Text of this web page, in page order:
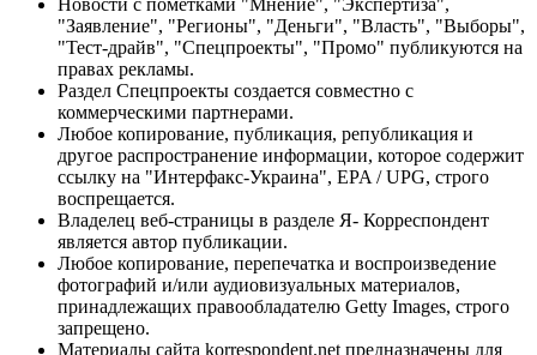
"Заявление", "Регионы", "Деньги", "Власть", "Выборы",
"Тест-драйв", "Спецпроекты", "Промо" публикуются на
правах рекламы.
Раздел Спецпроекты создается совместно с
коммерческими партнерами.
Любое копирование, публикация, републикация и
другое распространение информации, которое содержит
ссылку на "Интерфакс-Украина", EPA / UPG, строго
воспрещается.
Владелец веб-страницы в разделе Я- Корреспондент
является автор публикации.
Любое копирование, перепечатка и воспроизведение
фотографий и/или аудиовизуальных материалов,
принадлежащих правообладателю Getty Images, строго
запрещено.
Материалы сайта korrespondent.net предназначены для